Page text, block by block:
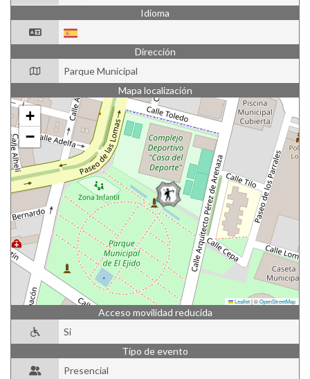
Idioma
Dirección
Parque Municipal
Mapa localización
+
−
Leaflet|©OpenStreetMap
Acceso movilidad reducida
Si
Tipo de evento
Presencial